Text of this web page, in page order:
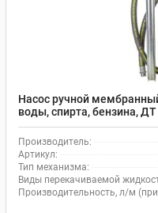
Насос ручной
воды, спирта, бензина,
двойной ход, алюминий
Производитель:
Артикул:
Тип механизма:
Виды перекачиваемой
Производительность, л/м